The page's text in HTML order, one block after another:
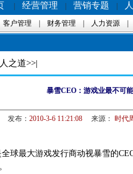
经营管理 营销专题
客户管理 财务管理 人力资源
之道>>|
暴雪CEO：游戏业最不可
发布： 2010-3-6 11:21:08来源： 时代
最大游戏发行商动视暴雪的